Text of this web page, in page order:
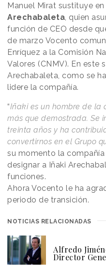
Manuel Mirat sustituye
Arechabaleta , quien
función de CEO desde
de marzo Vocento
Enríquez a la Comisión
Valores (CNMV). En este
Arechabaleta, como se
lidere la compañía.
“Iñaki es un hombre de la
más que demostrada. Se
treinta años y ha
convertirnos en el Grupo
su momento la
designar a Iñaki
funciones.
Ahora Vocento le ha
periodo de transición.
NOTICIAS RELACIONADAS
Alfredo
Director